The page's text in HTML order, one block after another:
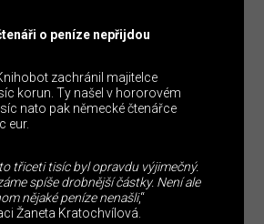
o peníze nepřijdou
zachránil majitelce
korun. Ty našel v hororovém
nato pak německé čtenářce
eur.
třiceti tisíc byl opravdu výjimečný.
spíše drobnější částky. Není ale
nějaké peníze nenašli,“
Žaneta Kratochvílová.